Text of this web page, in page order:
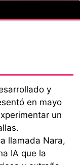
y
en mayo
un
llamada Nara,
IA que la